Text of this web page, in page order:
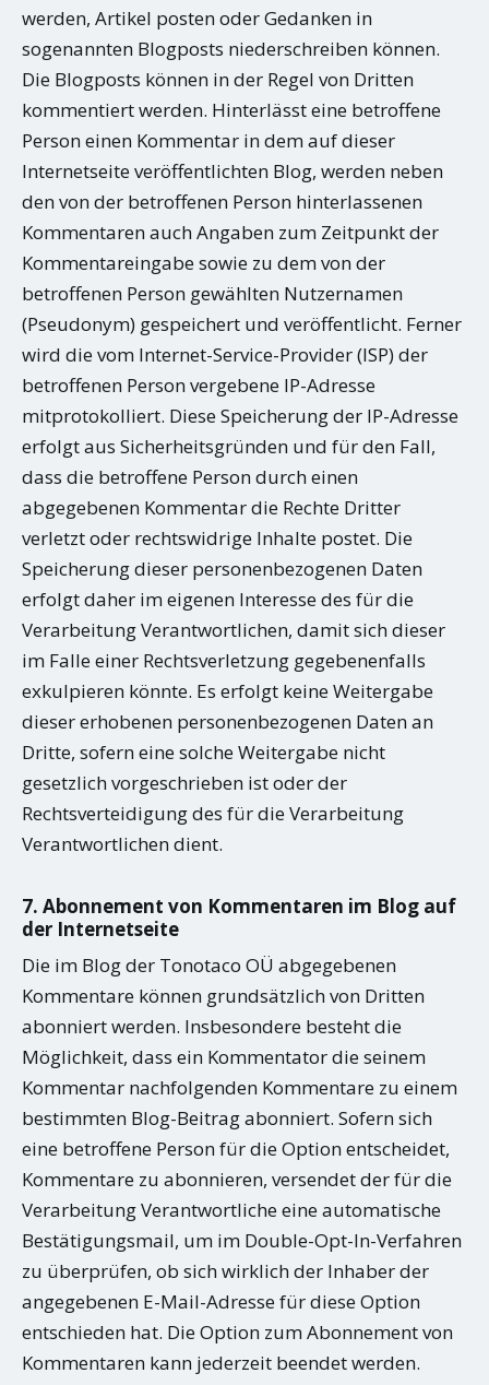
werden, Artikel posten oder Gedanken in
sogenannten Blogposts niederschreiben können.
Die Blogposts können in der Regel von Dritten
kommentiert werden. Hinterlässt eine betroffene
Person einen Kommentar in dem auf dieser
Internetseite veröffentlichten Blog, werden neben
den von der betroffenen Person hinterlassenen
Kommentaren auch Angaben zum Zeitpunkt der
Kommentareingabe sowie zu dem von der
betroffenen Person gewählten Nutzernamen
(Pseudonym) gespeichert und veröffentlicht. Ferner
wird die vom Internet-Service-Provider (ISP) der
betroffenen Person vergebene IP-Adresse
mitprotokolliert. Diese Speicherung der IP-Adresse
erfolgt aus Sicherheitsgründen und für den Fall,
dass die betroffene Person durch einen
abgegebenen Kommentar die Rechte Dritter
verletzt oder rechtswidrige Inhalte postet. Die
Speicherung dieser personenbezogenen Daten
erfolgt daher im eigenen Interesse des für die
Verarbeitung Verantwortlichen, damit sich dieser
im Falle einer Rechtsverletzung gegebenenfalls
exkulpieren könnte. Es erfolgt keine Weitergabe
dieser erhobenen personenbezogenen Daten an
Dritte, sofern eine solche Weitergabe nicht
gesetzlich vorgeschrieben ist oder der
Rechtsverteidigung des für die Verarbeitung
Verantwortlichen dient.
7. Abonnement von Kommentaren im Blog auf
der Internetseite
Die im Blog der Tonotaco OÜ abgegebenen
Kommentare können grundsätzlich von Dritten
abonniert werden. Insbesondere besteht die
Möglichkeit, dass ein Kommentator die seinem
Kommentar nachfolgenden Kommentare zu einem
bestimmten Blog-Beitrag abonniert. Sofern sich
eine betroffene Person für die Option entscheidet,
Kommentare zu abonnieren, versendet der für die
Verarbeitung Verantwortliche eine automatische
Bestätigungsmail, um im Double-Opt-In-Verfahren
zu überprüfen, ob sich wirklich der Inhaber der
angegebenen E-Mail-Adresse für diese Option
entschieden hat. Die Option zum Abonnement von
Kommentaren kann jederzeit beendet werden.